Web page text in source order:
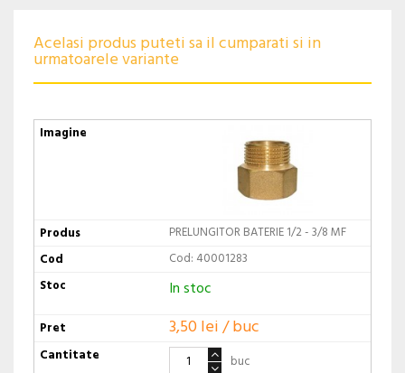
Acelasi produs puteti sa il cumparati si in
urmatoarele variante
PRELUNGITOR BATERIE 1/2 - 3/8 MF
Cod: 40001283
In stoc
3,50 lei / buc
buc